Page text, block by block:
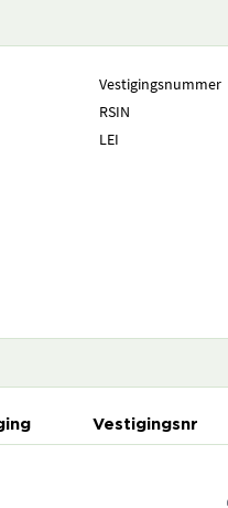
Vestigingsnummer
RSIN
LEI
Vestigingsnr